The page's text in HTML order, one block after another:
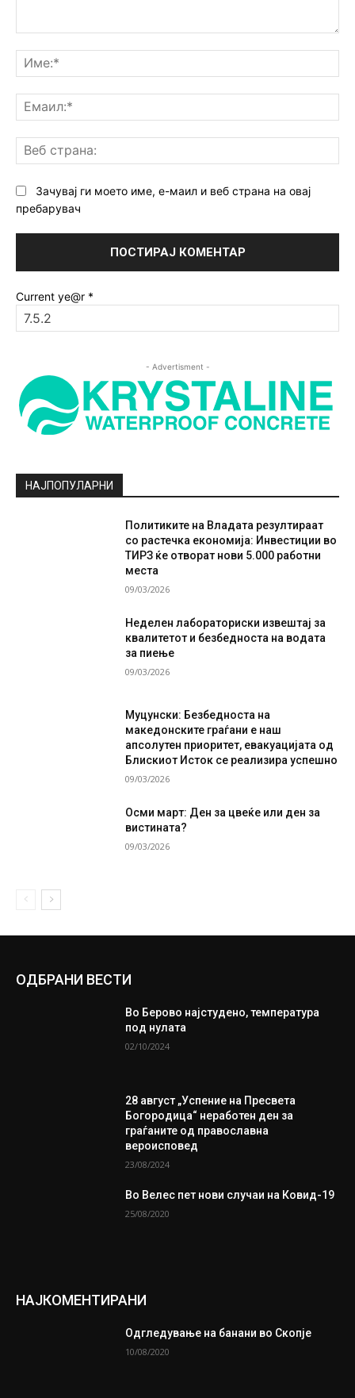
Зачувај ги моето име, е-маил и веб страна на овај
пребарувач
Current ye@r *
- Advertisment -
НАЈПОПУЛАРНИ
Политиките на Владата резултираат
со растечка економија: Инвестиции во
ТИРЗ ќе отворат нови 5.000 работни
места
09/03/2026
Неделен лабораториски извештај за
квалитетот и безбедноста на водата
за пиење
09/03/2026
Муцунски: Безбедноста на
македонските граѓани е наш
апсолутен приоритет, евакуацијата од
Блискиот Исток се реализира успешно
09/03/2026
Осми март: Ден за цвеќе или ден за
вистината?
09/03/2026
ОДБРАНИ ВЕСТИ
Во Берово најстудено, температура
под нулата
02/10/2024
28 август „Успение на Пресвета
Богородица“ неработен ден за
граѓаните од православна
вероисповед
23/08/2024
Во Велес пет нови случаи на Ковид-19
25/08/2020
НАЈКОМЕНТИРАНИ
Одгледување на банани во Скопје
10/08/2020